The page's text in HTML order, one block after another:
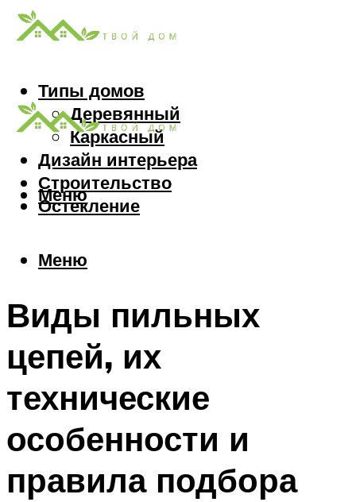
Типы домов
Деревянный
Каркасный
Дизайн интерьера
Строительство
Остекление
Меню
Меню
Виды пильных
цепей, их
технические
особенности и
правила подбора